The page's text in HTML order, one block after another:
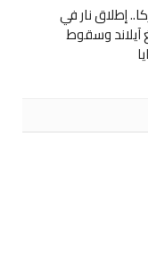
إطلاق نار في
آيلاند وسقوط